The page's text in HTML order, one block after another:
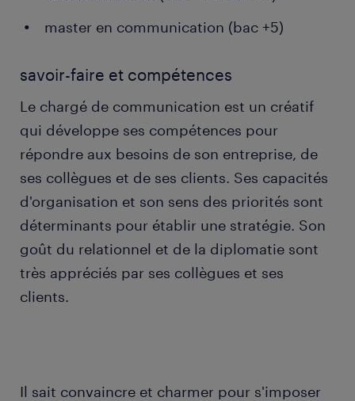
master en communication (bac +5)
savoir-faire et compétences
Le chargé de communication est un créatif
qui développe ses compétences pour
répondre aux besoins de son entreprise, de
ses collègues et de ses clients. Ses capacités
d'organisation et son sens des priorités sont
déterminants pour établir une stratégie. Son
goût du relationnel et de la diplomatie sont
très appréciés par ses collègues et ses
clients.
Il sait convaincre et charmer pour s'imposer